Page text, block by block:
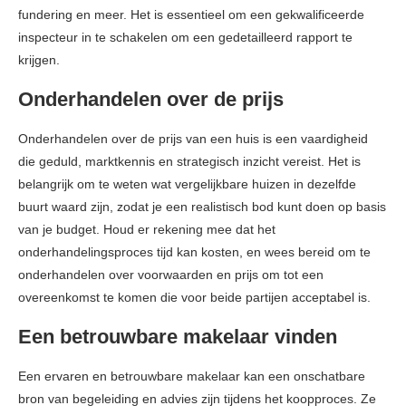
fundering en meer. Het is essentieel om een gekwalificeerde
inspecteur in te schakelen om een gedetailleerd rapport te
krijgen.
Onderhandelen over de prijs
Onderhandelen over de prijs van een huis is een vaardigheid
die geduld, marktkennis en strategisch inzicht vereist. Het is
belangrijk om te weten wat vergelijkbare huizen in dezelfde
buurt waard zijn, zodat je een realistisch bod kunt doen op basis
van je budget. Houd er rekening mee dat het
onderhandelingsproces tijd kan kosten, en wees bereid om te
onderhandelen over voorwaarden en prijs om tot een
overeenkomst te komen die voor beide partijen acceptabel is.
Een betrouwbare makelaar vinden
Een ervaren en betrouwbare makelaar kan een onschatbare
bron van begeleiding en advies zijn tijdens het koopproces. Ze